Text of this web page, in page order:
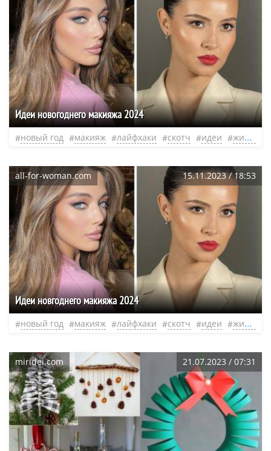
Идеи новогоднего макияжа 2024
новый год макияж лайфхаки скотч идеи жизнь
all-for-woman.com 15.11.2023 / 18:53
Идеи новгоднего макияжа 2024
новый год макияж лайфхаки скотч идеи жизнь
miridei.com 21.07.2023 / 07:31